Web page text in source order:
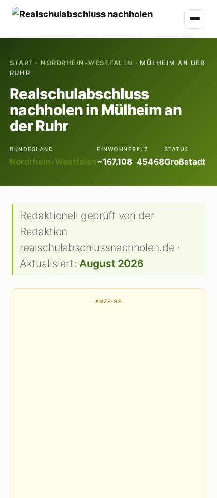
START · NORDRHEIN-WESTFALEN · MÜLHEIM AN DER
RUHR
Realschulabschluss
nachholen in Mülheim an
der Ruhr
BUNDESLAND
Nordrhein-Westfalen
EINWOHNER
~167.108
PLZ
45468
STATUS
Großstadt
Redaktionell geprüft von der
Redaktion
realschulabschlussnachholen.de ·
Aktualisiert: August 2026
ANZEIGE